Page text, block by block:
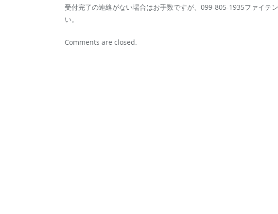
受付完了の連絡がない場合はお手数ですが、099-805-1935ファイテ
い。
Comments are closed.